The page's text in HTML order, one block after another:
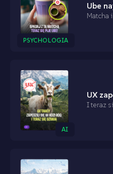
PSYCHOLOGIA
Ube
Matcha
AI
UX
I teraz